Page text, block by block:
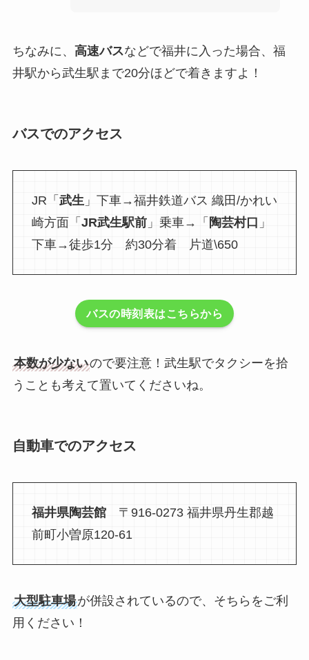
ちなみに、 高速バスなどで福井に入った場合、福
井駅から武生駅まで20分ほどで着きますよ！
バスでのアクセス
JR「 武生」下車→福井鉄道バス 織田/かれい
崎方面「 JR武生駅前」乗車→「 陶芸村口 」
下車→徒歩1分 約30分着 片道\650
バスの時刻表はこちらから
本数が少ないので要注意！武生駅でタクシーを拾
うことも考えて置いてくださいね。
自動車でのアクセス
福井県陶芸館〒916-0273 福井県丹生郡越
前町小曽原120-61
大型駐車場が併設されているので、そちらをご利
用ください！